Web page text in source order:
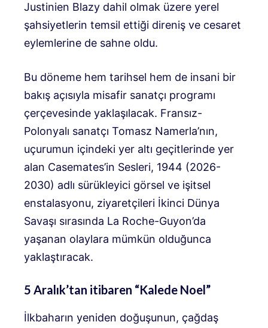
Justinien Blazy dahil olmak üzere yerel
şahsiyetlerin temsil ettiği direniş ve cesaret
eylemlerine de sahne oldu.
Bu döneme hem tarihsel hem de insani bir
bakış açısıyla misafir sanatçı programı
çerçevesinde yaklaşılacak. Fransız-
Polonyalı sanatçı Tomasz Namerla’nın,
uçurumun içindeki yer altı geçitlerinde yer
alan Casemates’in Sesleri, 1944 (2026-
2030) adlı sürükleyici görsel ve işitsel
enstalasyonu, ziyaretçileri İkinci Dünya
Savaşı sırasında La Roche-Guyon’da
yaşanan olaylara mümkün olduğunca
yaklaştıracak.
5 Aralık’tan itibaren “Kalede Noel”
İlkbaharın yeniden doğuşunun, çağdaş